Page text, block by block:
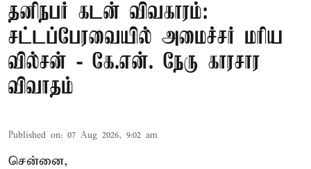
தனிநபர் கடன் விவகாரம்:
சட்டப்பேரவையில் அமைச்சர் மரிய
வில்சன் - கே.என். நேரு காரசார
விவாதம்
Published on: 07 Aug 2026, 9:02 am
சென்னை,